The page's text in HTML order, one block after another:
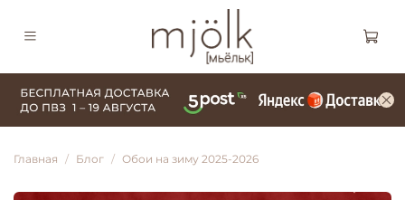
Главная Блог Обои на зиму 2025-2026